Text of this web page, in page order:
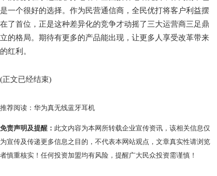
是一个很好的选择。作为民营通信商，全民优打将客户利益摆
在了首位，正是这种差异化的竞争才动摇了三大运营商三足鼎
立的格局。期待有更多的产品能出现，让更多人享受改革带来
的红利。
(正文已经结束)
推荐阅读： 华为真无线蓝牙耳机
免责声明及提醒： 此文内容为本网所转载企业宣传资讯，该相关信息仅
为宣传及传递更多信息之目的，不代表本网站观点，文章真实性请浏览
者慎重核实！任何投资加盟均有风险，提醒广大民众投资需谨慎！